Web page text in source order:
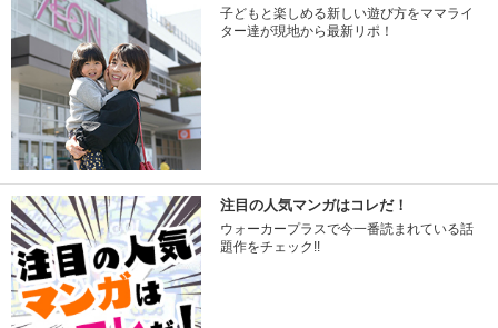
子どもと楽しめる新しい遊び方をママライ
ター達が現地から最新リポ！
注目の人気マンガはコレだ！
ウォーカープラスで今一番読まれている話
題作をチェック!!